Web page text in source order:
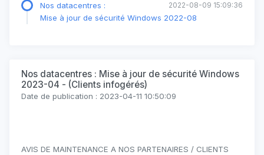
2022-08-09 15:09:36
Nos datacentres :
Mise à jour de sécurité Windows 2022-08
Nos datacentres : Mise à jour de sécurité Windows
2023-04 - (Clients infogérés)
Date de publication : 2023-04-11 10:50:09
AVIS DE MAINTENANCE A NOS PARTENAIRES / CLIENTS